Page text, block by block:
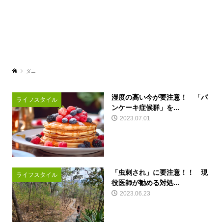
ダニ
ライフスタイル
湿度の高い今が要注意！ 「パ
ンケーキ症候群」を...
2023.07.01
ライフスタイル
「虫刺され」に要注意！！ 現
役医師が勧める対処...
2023.06.23